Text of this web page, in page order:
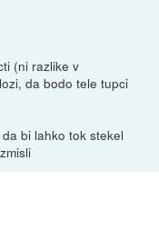
(ni razlike v
da bodo tele tupci
bi lahko tok stekel